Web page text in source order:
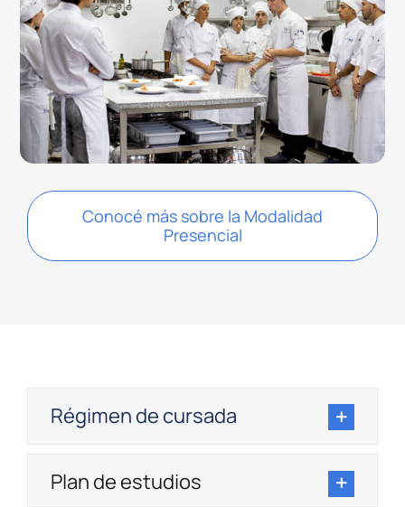
Conocé más sobre la Modalidad
Presencial
Régimen de cursada
Plan de estudios